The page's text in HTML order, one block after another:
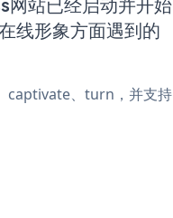
线形象方面遇到的
captivate、turn，并支持